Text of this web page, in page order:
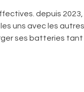
depuis 2023,
uns avec les
ses batteries tant